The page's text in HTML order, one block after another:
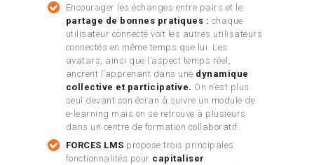
Encourager les échanges entre pairs et le
partage de bonnes pratiques : chaque
utilisateur connecté voit les autres utilisateurs
connectés en même temps que lui. Les
avatars, ainsi que l’aspect temps réel,
ancrent l’apprenant dans une dynamique
collective et participative. On n’est plus
seul devant son écran à suivre un module de
e-learning mais on se retrouve à plusieurs
dans un centre de formation collaboratif.
FORCES LMS propose trois principales
fonctionnalités pour capitaliser